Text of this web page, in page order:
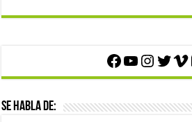
Facebook
YouTube
Se habla de: